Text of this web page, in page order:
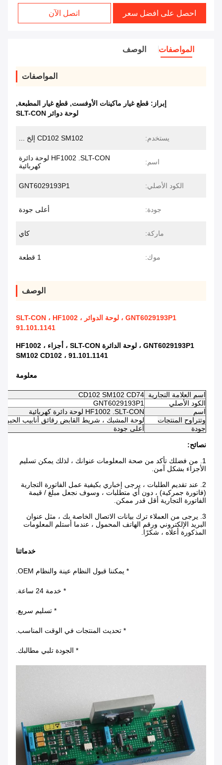
احصل على افضل سعر اتصل الآن
المواصفات الوصف
المواصفات
إبراز: قطع غيار ماكينات الأوفست, قطع غيار المطبعة,
لوحة دوائر SLT-CON
يستخدم: CD102 SM102 إلخ ...
اسم:
HF1002 .SLT-CON لوحة دائرة
كهربائية
الكود الأصلي: GNT6029193P1
جودة: أعلى جودة
ماركة: كاي
موك: 1 قطعة
الوصف
GNT6029193P1 ، لوحة الدوائر SLT-CON ، HF1002 ،
91.101.1141
GNT6029193P1 ، لوحة الدائرة SLT-CON ، أجزاء HF1002 ،
SM102 CD102 ، 91.101.1141
معلومة
اسم العلامة التجارية CD102 SM102 CD74
الكود الأصلي
GNT6029193P1
اسم
HF1002 .SLT-CON لوحة دائرة كهربائية
وتتراوح المنتجات
لوحة المشبك ، شريط القابض رقائق أنابيب الحبر
جودة
أعلى جودة
نصائح:
1. من فضلك تأكد من صحة المعلومات عنوانك ، لذلك يمكن تسليم
الأجزاء بشكل آمن.
2. عند تقديم الطلبات ، يرجى إخباري بكيفية عمل الفاتورة التجارية
(فاتورة جمركية) ، دون أي متطلبات ، وسوف نجعل مبلغ / قيمة
الفاتورة التجارية أقل قدر ممكن.
3. يرجى من العملاء ترك بيانات الاتصال الخاصة بك ، مثل عنوان
البريد الإلكتروني ورقم الهاتف المحمول ، عندما أستلم المعلومات
المذكورة أعلاه ، شكرًا.
خدماتنا
* يمكننا قبول النظام عينة والنظام OEM.
* خدمة 24 ساعة.
* تسليم سريع.
* تحديث المنتجات في الوقت المناسب.
* الجودة تلبي مطالبك.